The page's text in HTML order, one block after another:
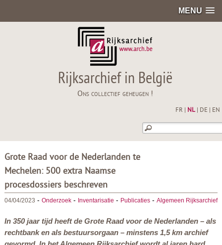
MENU
Rijksarchief in België
Ons collectief geheugen !
FR NL| DE EN
Grote Raad voor de Nederlanden te
Mechelen: 500 extra Naamse
procesdossiers beschreven
04/04/2023 - Onderzoek- Inventarisatie - Publicaties- Algemeen Rijksarchief
In 350 jaar tijd heeft de Grote Raad voor de Nederlanden – als
rechtbank en als bestuursorgaan – minstens 1,5 km archief